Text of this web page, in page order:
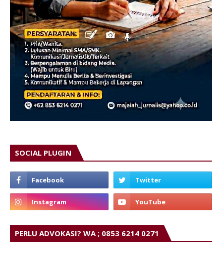
SOCIAL PLUGIN
PERLU ADVOKASI? WA ; 0853 6214 0271